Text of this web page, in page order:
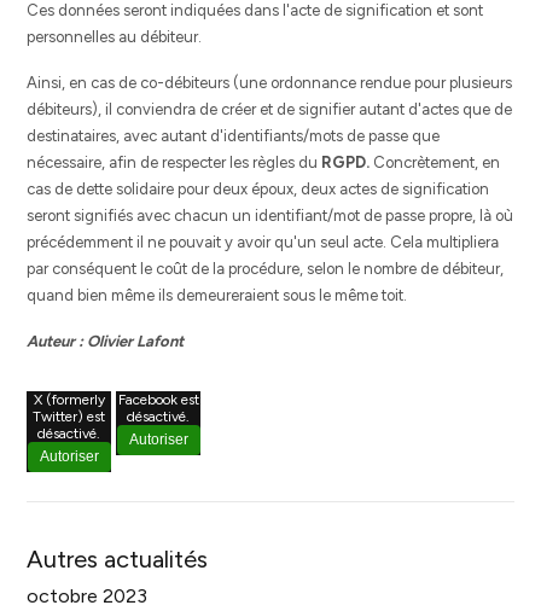
Ces données seront indiquées dans l'acte de signification et sont
personnelles au débiteur.
Ainsi, en cas de co-débiteurs (une ordonnance rendue pour plusieurs
débiteurs), il conviendra de créer et de signifier autant d'actes que de
destinataires, avec autant d'identifiants/mots de passe que
nécessaire, afin de respecter les règles du RGPD. Concrètement, en
cas de dette solidaire pour deux époux, deux actes de signification
seront signifiés avec chacun un identifiant/mot de passe propre, là où
précédemment il ne pouvait y avoir qu'un seul acte. Cela multipliera
par conséquent le coût de la procédure, selon le nombre de débiteur,
quand bien même ils demeureraient sous le même toit.
Auteur : Olivier Lafont
X (formerly
Twitter) est
désactivé.
Autoriser
Facebook est
désactivé.
Autoriser
Autres actualités
octobre 2023